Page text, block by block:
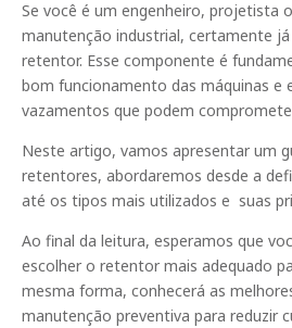
Se você é um engenheiro, projetista
manutenção industrial, certamente
retentor. Esse componente é
bom funcionamento das máquinas e
vazamentos que podem
Neste artigo, vamos apresentar um
retentores, abordaremos desde a
até os tipos mais utilizados e suas
Ao final da leitura, esperamos que
escolher o retentor mais adequado
mesma forma, conhecerá as
manutenção preventiva para reduzir